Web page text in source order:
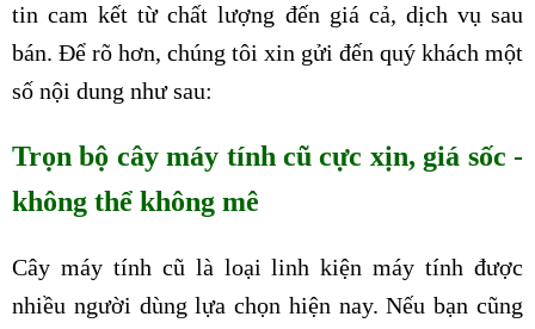
tin cam kết từ chất lượng đến giá cả, dịch vụ sau
bán. Để rõ hơn, chúng tôi xin gửi đến quý khách một
số nội dung như sau:
Trọn bộ cây máy tính cũ cực xịn, giá sốc -
không thể không mê
Cây máy tính cũ là loại linh kiện máy tính được
nhiều người dùng lựa chọn hiện nay. Nếu bạn cũng